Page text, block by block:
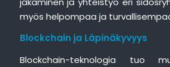
myös helpompaa ja
Blockchain ja Läpinäkyvyys
Blockchain-teknologia tuo